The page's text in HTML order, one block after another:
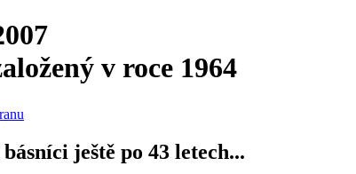
v roce 1964
ještě po 43 letech...